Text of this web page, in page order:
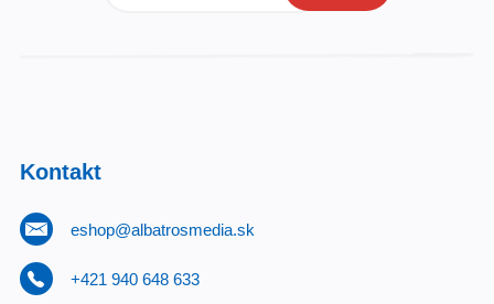
Kontakt
eshop@albatrosmedia.sk
+421 940 648 633